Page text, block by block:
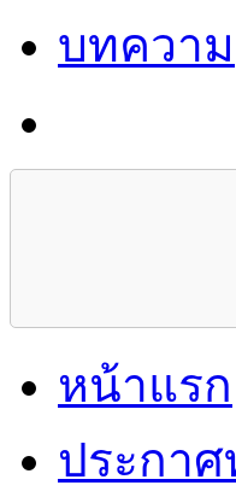
บทความ
หน้าแรก
ประกา